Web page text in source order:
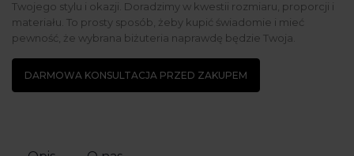
Twojego stylu i okazji. Doradzimy w kwestii rozmiaru, proporcji i
materiału. To prosty sposób, żeby kupić świadomie i mieć
pewność, że wybrana biżuteria naprawdę będzie Twoja.
DARMOWA KONSULTACJA PRZED ZAKUPEM